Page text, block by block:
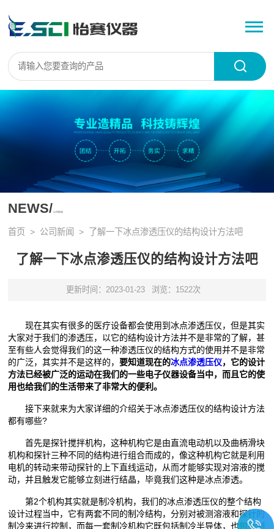
NEWS/ 公司新闻
首页 > 公司新闻 > 了解一下冰点渗透压仪的结构设计方法吧
了解一下冰点渗透压仪的结构设计方法吧
更新时间：2023-01-23 浏览：1522次
现在其实有很多的医疗设备都会使用到冰点渗透压仪，但是其实
大家对于我们的渗透压，以它的结构设计方法并不是非常的了解，甚
至有些人会觉得我们的这一种渗透压仪的结构方式的使用并不是非常
的广泛，其实并不是这样的，要知道现在的冰点渗透压仪，它的设计
方法已经被广泛的运动在我们的一些电子仪器设备当中，而且它的使
用也给我们的生活带来了非常大的便利。
接下来就来为大家详细的介绍关于冰点渗透压仪的结构设计方法
都有哪些?
首先是探针搅拌机构，这种机构它是由直流电动机以及曲柄滑块
机构和探针三种不同的结构进行组合而成的，像这种机构它就是利用
电机的转动来带动探针的上下直线运动，从而才能够实现对溶液的搅
动，并且触发它能够立刻进行结晶，毕竟我们这种是冰点渗透。
第2个机构其实就是制冷机构，我们的冰点渗透压仪的整个结构
设计过程当中，它有两套不同的制冷结构，分别对被测溶液和探针的
制冷来进行控制，而每一套制冷机构它既包括制冷半导体，也包括制